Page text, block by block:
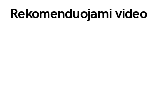
Rekomenduojami video